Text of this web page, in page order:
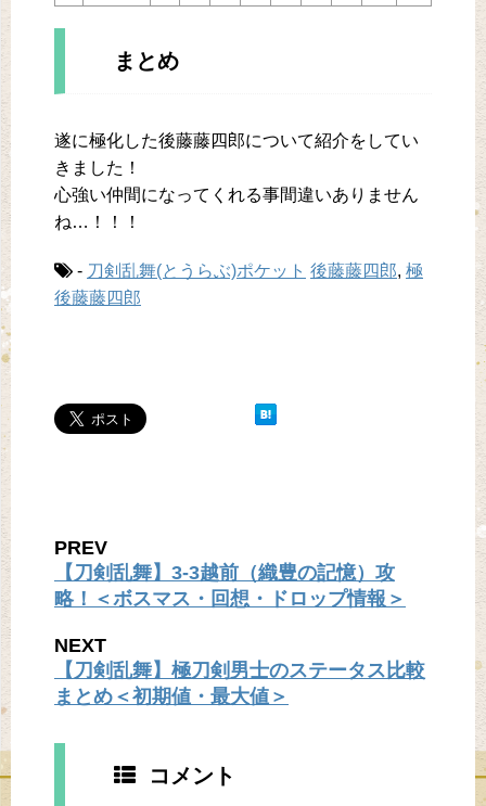
まとめ
遂に極化した後藤藤四郎について紹介をしてい
きました！
心強い仲間になってくれる事間違いありません
ね…！！！
- 刀剣乱舞(とうらぶ)ポケット 後藤藤四郎, 極
後藤藤四郎
PREV
【刀剣乱舞】3-3越前（織豊の記憶）攻
略！＜ボスマス・回想・ドロップ情報＞
NEXT
【刀剣乱舞】極刀剣男士のステータス比較
まとめ＜初期値・最大値＞
コメント